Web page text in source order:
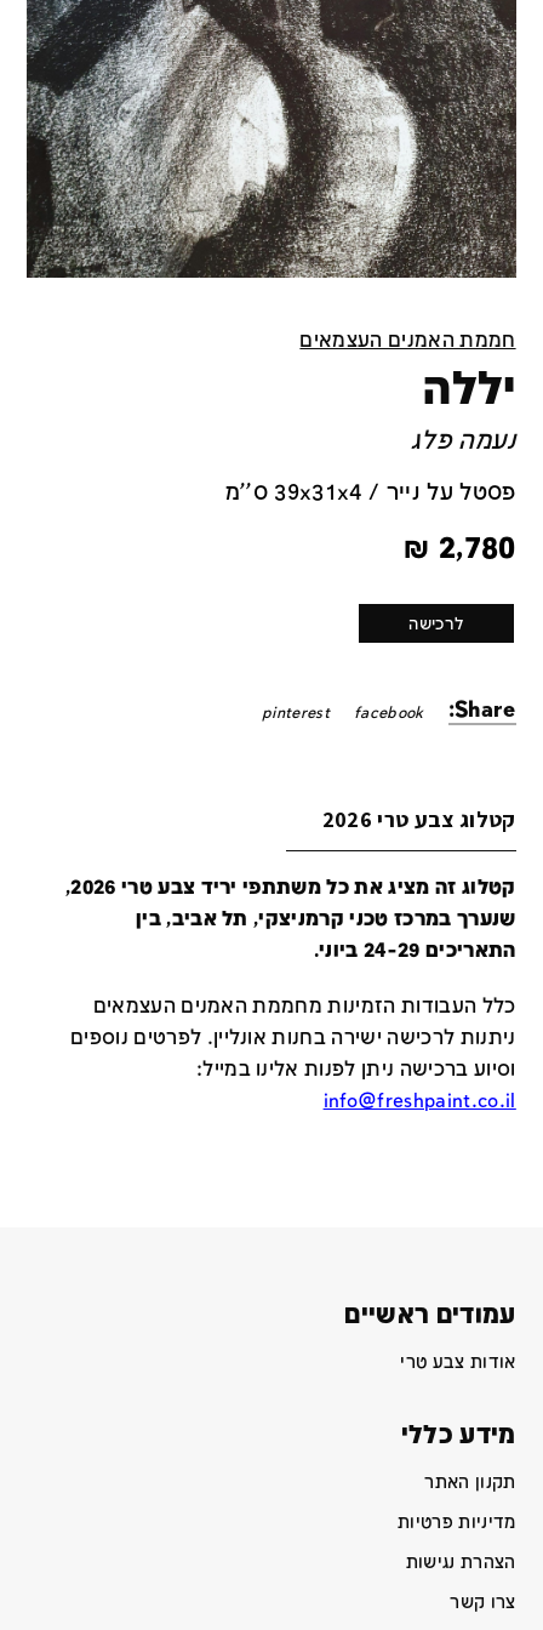
חממת האמנים העצמאים
יללה
נעמה פלג
פסטל על נייר / 39x31x4 ס''מ
2,780
₪
לרכישה
Share:
facebook
pinterest
קטלוג צבע טרי 2026
קטלוג זה מציג את כל משתתפי יריד צבע טרי 2026,
שנערך במרכז טכני קרמניצקי, תל אביב, בין
התאריכים 24-29 ביוני.
כלל העבודות הזמינות מחממת האמנים העצמאים
ניתנות לרכישה ישירה בחנות אונליין. לפרטים נוספים
וסיוע ברכישה ניתן לפנות אלינו במייל:
info@freshpaint.co.il
עמודים ראשיים
אודות צבע טרי
מידע כללי
תקנון האתר
מדיניות פרטיות
הצהרת נגישות
צרו קשר